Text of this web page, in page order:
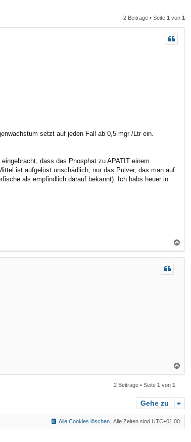
2 Beiträge • Seite 1 von 1
setzt auf jeden Fall ab 0,5 mgr /Ltr ein.
dass das Phosphat zu APATIT einem
ist aufgelöst unschädlich, nur das Pulver, das man auf
als empfindlich darauf bekannt). Ich habs heuer in
a
a
h
b
2 Beiträge • Seite 1 von 1
Gehe zu
Alle Zeiten sind UTC+01:00
Alle Cookies löschen